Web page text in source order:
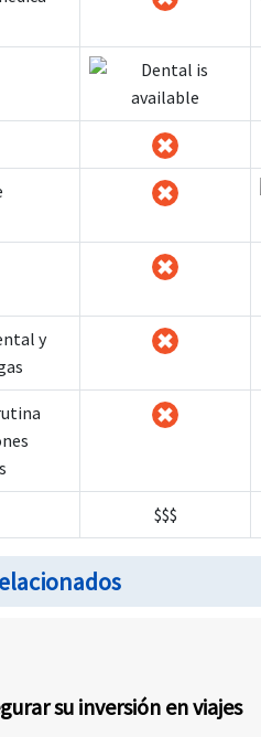
y
$$$
su inversión en viajes